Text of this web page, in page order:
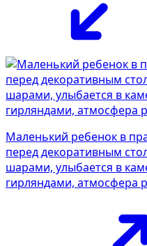
Маленький ребенок в
перед декоративным
шарами, улыбается в
гирляндами, атмосфера